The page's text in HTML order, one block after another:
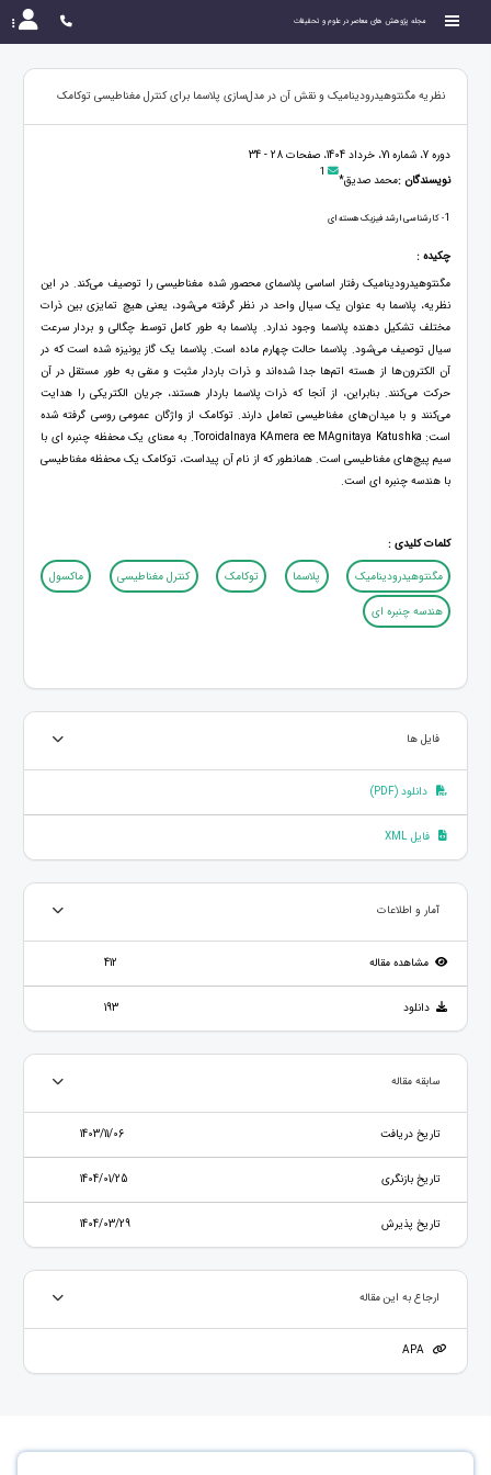
مجله پژوهش های معاصر در علوم و تحقیقات
نظریه مگنتوهیدرودینامیک و نقش آن در مدل‌سازی پلاسما برای کنترل مغناطیسی توکامک
دوره 7، شماره 71، خرداد 1404، صفحات 28 - 34
نویسندگان :محمد صدیق* 1
1- کارشناسی ارشد فیزیک هسته ای
چکیده :
مگنتوهیدرودینامیک رفتار اساسی پلاسمای محصور شده مغناطیسی را توصیف می‌کند. در این
نظریه، پلاسما به عنوان یک سیال واحد در نظر گرفته می‌شود، یعنی هیچ تمایزی بین ذرات
مختلف تشکیل دهنده پلاسما وجود ندارد. پلاسما به طور کامل توسط چگالی و بردار سرعت
سیال توصیف می‌شود. پلاسما حالت چهارم ماده است. پلاسما یک گاز یونیزه شده است که در
آن الکترون‌ها از هسته اتم‌ها جدا شده‌اند و ذرات باردار مثبت و منفی به طور مستقل در آن
حرکت می‌کنند. بنابراین، از آنجا که ذرات پلاسما باردار هستند، جریان الکتریکی را هدایت
می‌کنند و با میدان‌های مغناطیسی تعامل دارند. توکامک از واژگان عمومی روسی گرفته شده
است: Toroidalnaya KAmera ee MAgnitaya Katushka. به معنای یک محفظه چنبره ای با
سیم پیچ‌های مغناطیسی است. همانطور که از نام آن پیداست، توکامک یک محفظه مغناطیسی
با هندسه چنبره ای است.
کلمات کلیدی :
مگنتوهیدرودینامیک
پلاسما توکامک کنترل مغناطیسی ماکسول
هندسه چنبره ای
فایل ها
دانلود (PDF)
فایل XML
آمار و اطلاعات
مشاهده مقاله 412
دانلود 193
سابقه مقاله
تاریخ دریافت 1403/11/06
تاریخ بازنگری 1404/01/25
تاریخ پذیرش 1404/03/29
ارجاع به این مقاله
APA